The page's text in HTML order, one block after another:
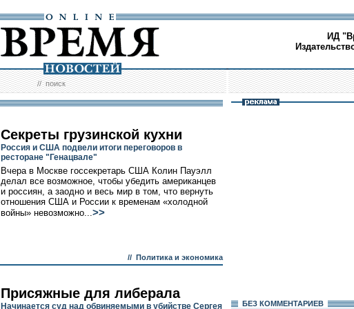
ИД
//поиск
Секреты грузинской кухни
Россия и США подвели итоги переговоров в
ресторане "Генацвале"
Вчера в Москве госсекретарь США Колин Пауэлл
делал все возможное, чтобы убедить американцев
и россиян, а заодно и весь мир в том, что вернуть
отношения США и России к временам «холодной
войны» невозможно...>>
// Политика и экономика
Присяжные для либерала
Начинается суд над обвиняемыми в убийстве Сергея
БЕЗ КОМMЕНТАРИЕВ